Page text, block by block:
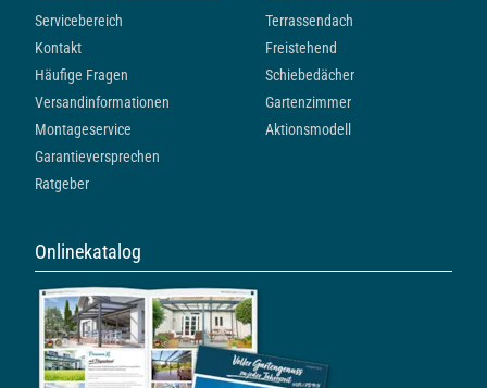
Servicebereich
Kontakt
Häufige Fragen
Versandinformationen
Montageservice
Garantieversprechen
Ratgeber
Terrassendach
Freistehend
Schiebedächer
Gartenzimmer
Aktionsmodell
Onlinekatalog